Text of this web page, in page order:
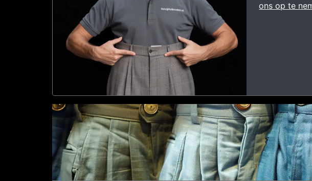
ons op te